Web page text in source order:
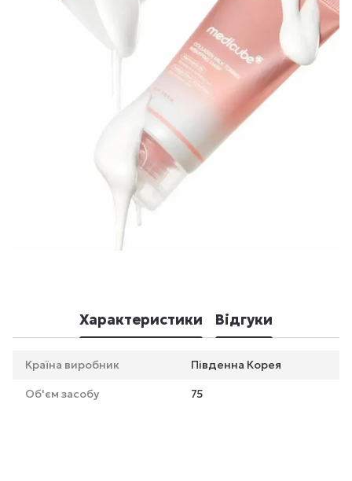
Характеристики Відгуки
Країна виробник Південна Корея
Об'єм засобу 75